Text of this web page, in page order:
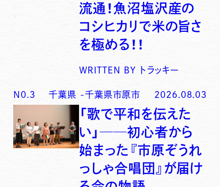
流通！魚沼塩沢産の
コシヒカリで米の旨さ
を極める！！
WRITTEN BY トラッキー
N0. 3 千葉県 -千葉県市原市 2026.08.03
「歌で平和を伝えた
い」──初心者から
始まった『市原ぞうれ
っしゃ合唱団』が届け